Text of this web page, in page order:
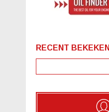
RECENT BEKEKEN